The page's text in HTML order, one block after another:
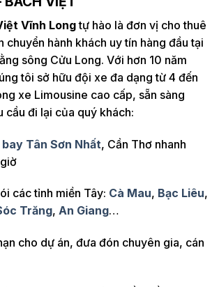
Vĩnh Longtự hào là đơn vị cho thuê
chuyển hành khách uy tín hàng đầu tại
sông Cửu Long. Với hơn 10 năm
tôi sở hữu đội xe đa dạng từ 4 đến
xe Limousine cao cấp, sẵn sàng
cầu đi lại của quý khách:
bay Tân Sơn Nhất, Cần Thơ nhanh
các tỉnh miền Tây: Cà Mau, Bạc Liêu,
Trăng, An Giang…
cho dự án, đưa đón chuyên gia, cán